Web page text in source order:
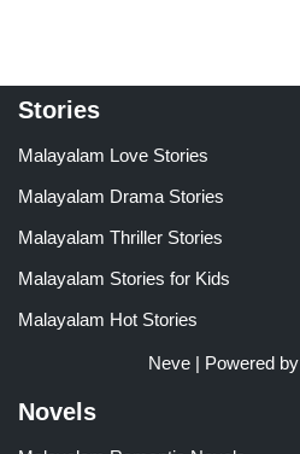
Stories
Malayalam Love Stories
Malayalam Drama Stories
Malayalam Thriller Stories
Malayalam Stories for Kids
Malayalam Hot Stories
Neve| Powered by
Novels